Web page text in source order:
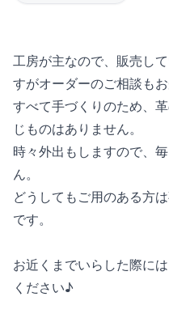
工房が主なので、販売し
すがオーダーのご相談もお
すべて手づくりのため、
じものはありません。
時々外出もしますので、
ん。
どうしてもご用のある方
です。
お近くまでいらした際に
ください♪